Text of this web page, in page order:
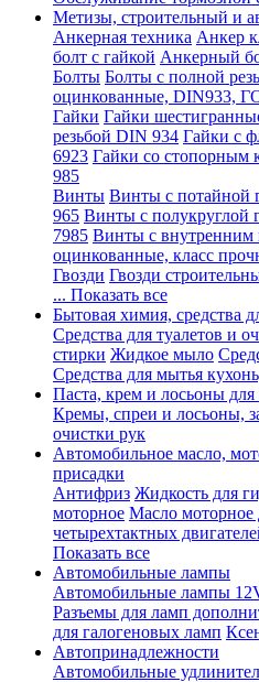
Метизы, строительный и
Анкерная техника Анкер
болт с гайкой Анкерный
Болты Болты с полной
оцинкованные, DIN933,
Гайки Гайки
резьбой DIN 934 Гайки с
6923 Гайки со стопорным
985
Винты Винты с потайной
965 Винты с полукруглой
7985 Винты с внутренним
оцинкованные, класс
Гвозди Гвозди
... Показать все
Бытовая химия, средства
Средства для туалетов и
стирки Жидкое мыло
Средства для мытья
Паста, крем и лосьоны для
Кремы, спреи и лосьоны,
очистки рук
Автомобильное масло,
присадки
Антифриз Жидкость для
моторное Масло моторное
четырехтактных
Показать все
Автомобильные лампы
Автомобильные лампы
Разъемы для ламп
для галогеновых ламп
Автопринадлежности
Автомобильные